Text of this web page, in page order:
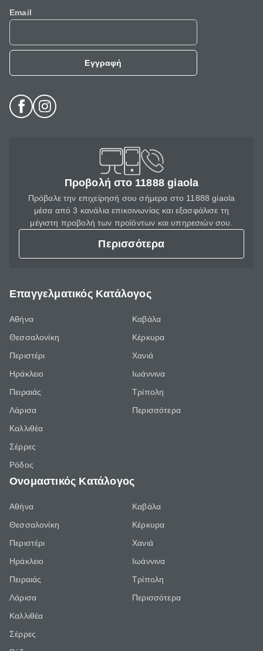
Email
Εγγραφή
Προβολή στο 11888 giaola
Πρόβαλε την επιχείρησή σου σήμερα στο 11888 giaola
μέσα από 3 κανάλια επικοινωνίας και εξασφάλισε τη
μέγιστη προβολή των προϊόντων και υπηρεσιών σου.
Περισσότερα
Επαγγελματικός Κατάλογος
Αθήνα
Θεσσαλονίκη
Περιστέρι
Ηράκλειο
Πειραιάς
Λάρισα
Καλλιθέα
Σέρρες
Ρόδος
Καβάλα
Κέρκυρα
Χανιά
Ιωάννινα
Τρίπολη
Περισσότερα
Ονομαστικός Κατάλογος
Αθήνα
Θεσσαλονίκη
Περιστέρι
Ηράκλειο
Πειραιάς
Λάρισα
Καλλιθέα
Σέρρες
Καβάλα
Κέρκυρα
Χανιά
Ιωάννινα
Τρίπολη
Περισσότερα